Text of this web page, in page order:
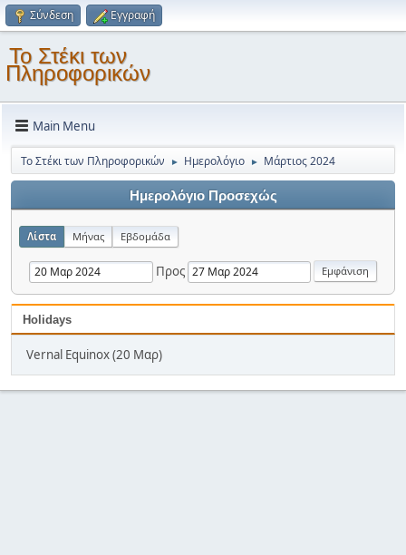
Σύνδεση Εγγραφή
Το Στέκι των
Πληροφορικών
Main Menu
Το Στέκι των Πληροφορικών ► Ημερολόγιο ► Μάρτιος 2024
Ημερολόγιο Προσεχώς
Λίστα Μήνας Εβδομάδα
Προς
Holidays
Vernal Equinox (20 Μαρ)